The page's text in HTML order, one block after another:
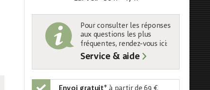
Pour consulter les réponses
aux questions les plus
fréquentes, rendez-vous ici:
Service & aide